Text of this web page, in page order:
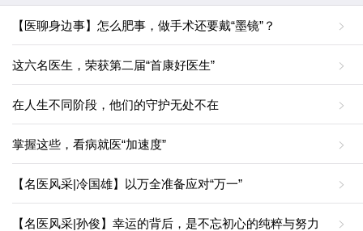
【医聊身边事】怎么肥事，做手术还要戴“墨镜”？
这六名医生，荣获第二届“首康好医生”
在人生不同阶段，他们的守护无处不在
掌握这些，看病就医“加速度”
【名医风采|冷国雄】以万全准备应对“万一”
【名医风采|孙俊】幸运的背后，是不忘初心的纯粹与努力